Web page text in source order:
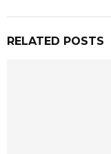
RELATED POSTS